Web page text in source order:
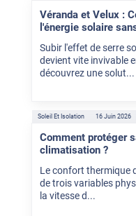
Véranda et Velux :
l'énergie solaire
Subir l'effet de serre
devient vite invivable
découvrez une solut...
Soleil Et Isolation 16 Juin 2026
Comment protéger
climatisation ?
Le confort thermique
de trois variables
la vitesse d...